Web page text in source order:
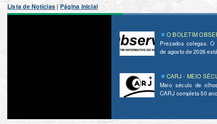
Lista de Notícias | Página Inicial
O BOLETIM
Prezados colegas.
de agosto de 2026
CARJ - MEIO
Meio século de
CARJ completa 50